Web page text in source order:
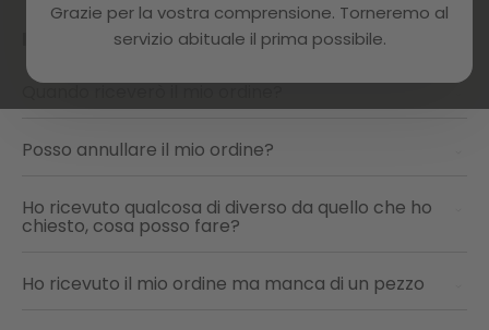
Grazie per la vostra comprensione. Torneremo al
servizio abituale il prima possibile.
IL TUO ORDINE
Posso annullare il mio ordine?
Ho ricevuto qualcosa di diverso da quello che ho
chiesto, cosa posso fare?
Ho ricevuto il mio ordine ma manca di un pezzo